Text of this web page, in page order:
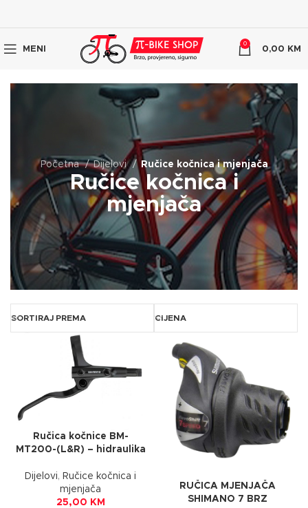
MENI
0
0,00 KM
Početna Dijelovi Ručice kočnica i mjenjača
Ručice kočnica i
mjenjača
SORTIRAJ PREMA CIJENA
Ručica kočnice BM-
MT200-(L&R) – hidraulika
Dijelovi, Ručice kočnica i
mjenjača
25,00 KM
RUČICA MJENJAČA
SHIMANO 7 BRZ